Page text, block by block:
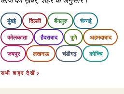
मुंबई दिल्ली बेंगलुरु चेन्नई
कोलकाता हैदराबाद पुणे अहमदाबाद
जयपुर लखनऊ चंडीगढ़ कोच्चि
सभी शहर देखें ›